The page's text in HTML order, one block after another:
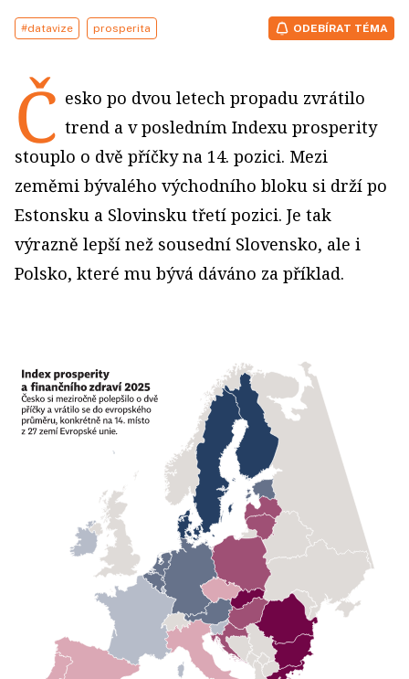
#datavize prosperita ODEBÍRAT TÉMA
Č esko po dvou letech propadu zvrátilo
trend a v posledním Indexu prosperity
stouplo o dvě příčky na 14. pozici. Mezi
zeměmi bývalého východního bloku si drží po
Estonsku a Slovinsku třetí pozici. Je tak
výrazně lepší než sousední Slovensko, ale i
Polsko, které mu bývá dáváno za příklad.